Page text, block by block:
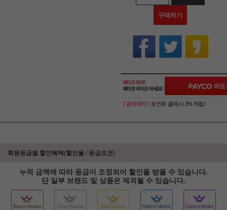
구매하기
[ 결제혜택 ] 포인트 결제시 1% 적립!
회원등급별 할인혜택(할인율 / 등급조건)
누적 금액에 따라 등급이 조정되어 할인을 받을 수 있습니다.
단 일부 브랜드 및 상품은 제외될 수 있습니다.